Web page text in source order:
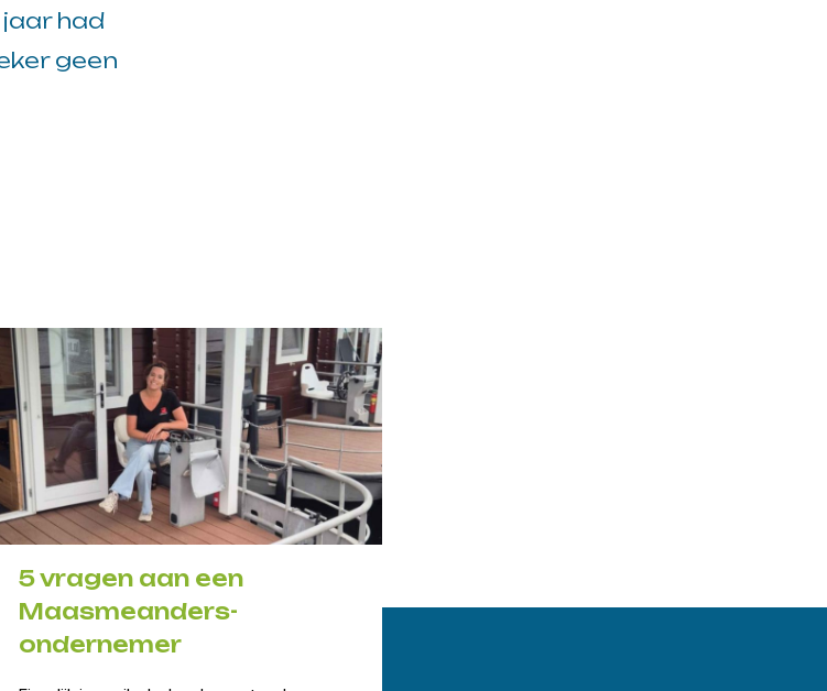
jaar had
geen
5 vragen aan een
Maasmeanders-
ondernemer